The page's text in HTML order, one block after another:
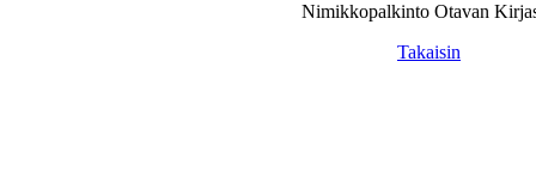
Nimikkopalkinto Otavan
Takaisin